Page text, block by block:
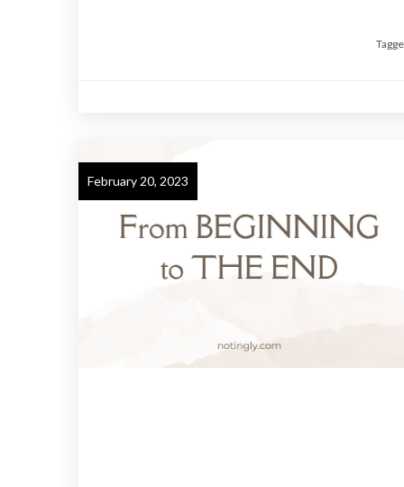
February 20, 2023